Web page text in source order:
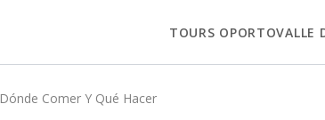
TOURS OPORTOVALLE
Comer Y Qué Hacer